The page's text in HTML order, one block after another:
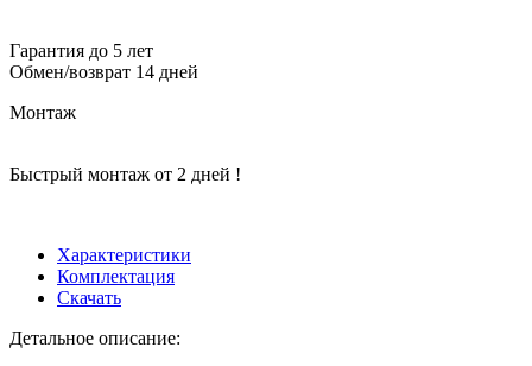
Гарантия до 5 лет
Обмен/возврат 14 дней
Монтаж
Быстрый монтаж от 2 дней !
Характеристики
Комплектация
Скачать
Детальное описание: